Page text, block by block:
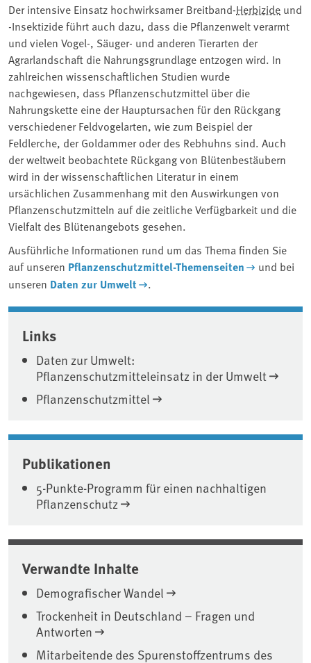
Der intensive Einsatz hochwirksamer Breitband-Herbizide und
-Insektizide führt auch dazu, dass die Pflanzenwelt verarmt
und vielen Vogel-, Säuger- und anderen Tierarten der
Agrarlandschaft die Nahrungsgrundlage entzogen wird. In
zahlreichen wissenschaftlichen Studien wurde
nachgewiesen, dass Pflanzenschutzmittel über die
Nahrungskette eine der Hauptursachen für den Rückgang
verschiedener Feldvogelarten, wie zum Beispiel der
Feldlerche, der Goldammer oder des Rebhuhns sind. Auch
der weltweit beobachtete Rückgang von Blütenbestäubern
wird in der wissenschaftlichen Literatur in einem
ursächlichen Zusammenhang mit den Auswirkungen von
Pflanzenschutzmitteln auf die zeitliche Verfügbarkeit und die
Vielfalt des Blütenangebots gesehen.
Ausführliche Informationen rund um das Thema finden Sie
auf unseren Pflanzenschutzmittel-Themenseiten
und bei
unseren Daten zur Umwelt .
Associated content
Links
Daten zur Umwelt:
Pflanzenschutzmitteleinsatz in der Umwelt
Pflanzenschutzmittel
Publikationen
5-Punkte-Programm für einen nachhaltigen
Pflanzenschutz
Verwandte Inhalte
Demografischer Wandel
Trockenheit in Deutschland – Fragen und
Antworten
Mitarbeitende des Spurenstoffzentrums des